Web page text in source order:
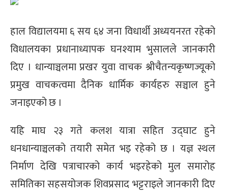
हाल विद्यालयमा ६ सय ६४ जना विधार्थी अध्ययनरत रहेको
विधालयका प्रधानाध्यापक घनश्याम भुसालले जानकारी
दिए । धान्याञ्चलमा प्रखर युवा वाचक श्रीचैतन्यकृष्णज्यूको
प्रमुख वाचकत्वमा दैनिक धार्मिक कार्यहरु सञ्चाल हुने
जनाइएको छ ।
यहि माघ २३ गते कलश यात्रा सहित उद्घाट हुने
धनधान्याञ्चलको तयारी समेत भइ रहेको छ । यज्ञ स्थल
निर्माण देखि पत्राचारको कार्य भइरहेको मुल समारोह
समितिका सहसयोजक शिवप्रसाद भट्टराइले जानकारी दिए